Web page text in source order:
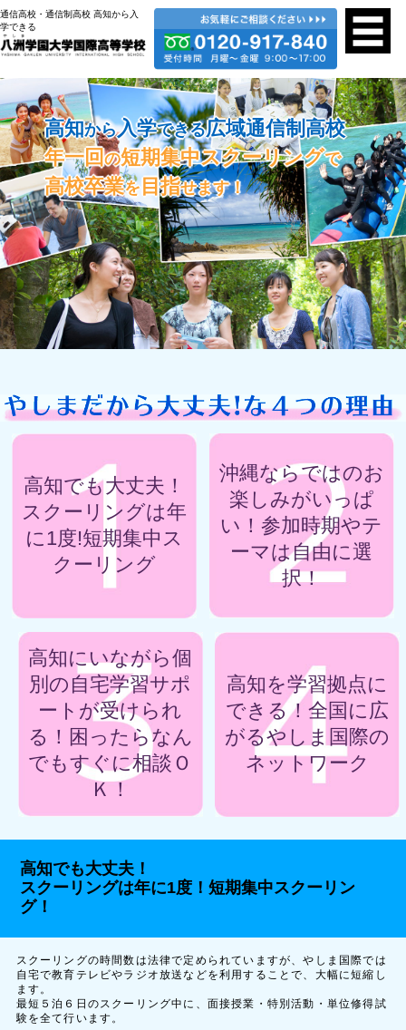
通信高校・通信制高校 高知から入
学できる
高知から入学できる広域通信制高校
年一回の短期集中スクーリングで
高校卒業を目指せます！
高知でも大丈夫！
スクーリングは年
に1度!短期集中ス
クーリング
沖縄ならではのお
楽しみがいっぱ
い！参加時期やテ
ーマは自由に選
択！
高知にいながら個
別の自宅学習サポ
ートが受けられ
る！ 困ったらなん
でもすぐに相談Ｏ
Ｋ！
高知を学習拠点に
できる！全国に広
がるやしま国際の
ネットワーク
高知でも大丈夫！
スクーリングは年に1度！短期集中スクーリン
グ！
スクーリングの時間数は法律で定められていますが、やしま国際では
自宅で教育テレビやラジオ放送などを利用することで、大幅に短縮し
ます。
最短５泊６日のスクーリング中に、面接授業・特別活動・単位修得試
験を全て行います。